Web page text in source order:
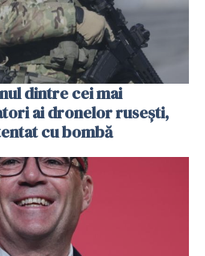
dintre cei mai
ai dronelor rusești,
cu bombă